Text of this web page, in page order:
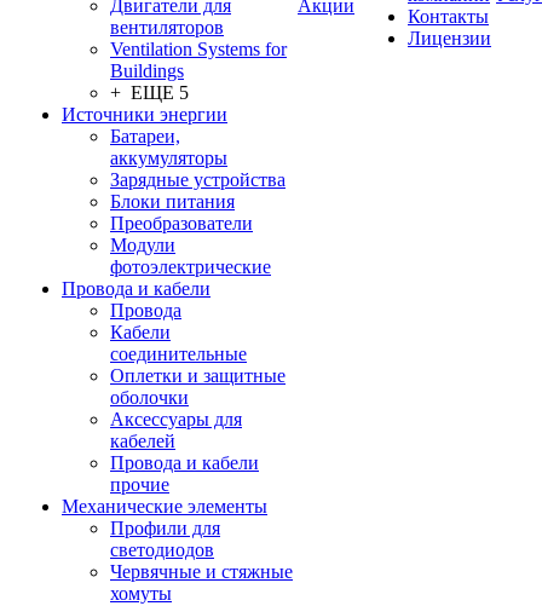
Двигатели для
вентиляторов
Ventilation Systems for
Buildings
+ ЕЩЕ 5
Источники энергии
Батареи,
аккумуляторы
Зарядные устройства
Блоки питания
Преобразователи
Модули
фотоэлектрические
Провода и кабели
Провода
Кабели
соединительные
Оплетки и защитные
оболочки
Аксессуары для
кабелей
Провода и кабели
прочие
Механические элементы
Профили для
светодиодов
Червячные и стяжные
хомуты
Акции
Контакты
Лицензии